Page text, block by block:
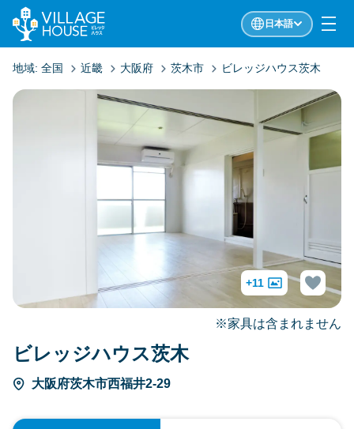
日本語
地域: 全国 近畿 大阪府 茨木市 ビレッジハウス茨木
ビレッジハウス茨木
大阪府茨木市西福井2-29
+11
※家具は含まれません